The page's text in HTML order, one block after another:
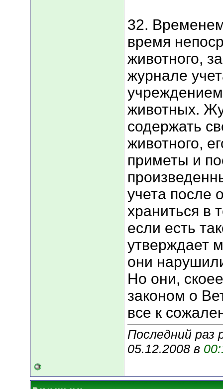
32.
время
животного,
журнале
животных.
содержать
животного,
приметы и
учета после
храниться в
если есть
утверждает
они
Но они,
законом о
все к
Последний раз
05.12.2008 в